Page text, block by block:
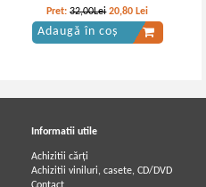
Pret:32,00Lei 20,80 Lei
Adaugă în coș
Informatii utile
Achizitii cărți
Achizitii viniluri, casete, CD/DVD